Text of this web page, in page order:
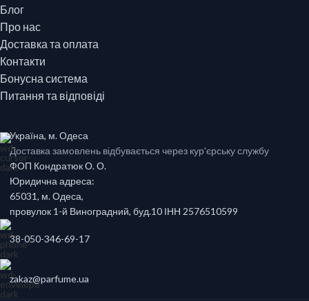
Блог
Про нас
Доставка та оплата
Контакти
Бонусна система
Питання та відповіді
Україна, м. Одеса
Доставка замовлень відбувається через кур'єрську службу
ФОП Кондратюк О. О.
Юридична адреса:
65031, м. Одеса,
провулок 1-й Виноградний, буд.10 ІНН 2576510599
38-050-346-69-17
zakaz@parfume.ua